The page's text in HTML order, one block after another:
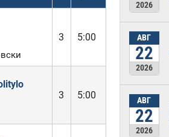
3
5:00
3
5:00
2026
АВГ
22
2026
АВГ
22
2026